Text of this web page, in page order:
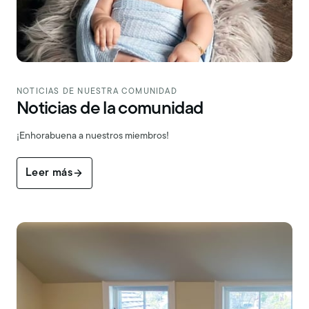
NOTICIAS DE NUESTRA COMUNIDAD
Noticias de la comunidad
¡Enhorabuena a nuestros miembros!
Leer más